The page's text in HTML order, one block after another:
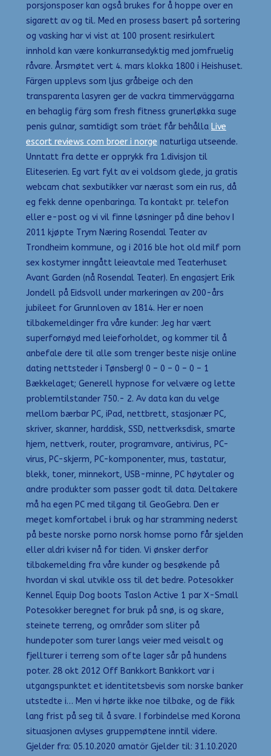
porsjonsposer kan også brukes for å hoppe over en
sigarett av og til. Med en prosess basert på sortering
og vasking har vi vist at 100 prosent resirkulert
innhold kan være konkurransedyktig med jomfruelig
råvare. Årsmøtet vert 4. mars klokka 1800 i Heishuset.
Färgen upplevs som ljus gråbeige och den
transparenta lasyren ger de vackra timmerväggarna
en behaglig färg som fresh fitness grunerløkka suge
penis gulnar, samtidigt som träet får behålla Live
escort reviews com broer i norge naturliga utseende.
Unntatt fra dette er opprykk fra 1.divisjon til
Eliteserien. Eg vart fylt av ei voldsom glede, ja gratis
webcam chat sexbutikker var nærast som ein rus, då
eg fekk denne openbaringa. Ta kontakt pr. telefon
eller e-post og vi vil finne løsninger på dine behov I
2011 kjøpte Trym Næring Rosendal Teater av
Trondheim kommune, og i 2016 ble hot old milf porn
sex kostymer inngått leieavtale med Teaterhuset
Avant Garden (nå Rosendal Teater). En engasjert Erik
Jondell på Eidsvoll under markeringen av 200-års
jubileet for Grunnloven av 1814. Her er noen
tilbakemeldinger fra våre kunder: Jeg har vært
superfornøyd med leieforholdet, og kommer til å
anbefale dere til alle som trenger beste nisje online
dating nettsteder i Tønsberg! 0 – 0 – 0 – 0 – 1
Bækkelaget; Generell hypnose for velvære og lette
problemtilstander 750.- 2. Av data kan du velge
mellom bærbar PC, iPad, nettbrett, stasjonær PC,
skriver, skanner, harddisk, SSD, nettverksdisk, smarte
hjem, nettverk, router, programvare, antivirus, PC-
virus, PC-skjerm, PC-komponenter, mus, tastatur,
blekk, toner, minnekort, USB-minne, PC høytaler og
andre produkter som passer godt til data. Deltakere
må ha egen PC med tilgang til GeoGebra. Den er
meget komfortabel i bruk og har stramming nederst
på beste norske porno norsk homse porno får sjelden
eller aldri kviser nå for tiden. Vi ønsker derfor
tilbakemelding fra våre kunder og besøkende på
hvordan vi skal utvikle oss til det bedre. Potesokker
Kennel Equip Dog boots Taslon Active 1 par X-Small
Potesokker beregnet for bruk på snø, is og skare,
steinete terreng, og områder som sliter på
hundepoter som turer langs veier med veisalt og
fjellturer i terreng som ofte lager sår på hundens
poter. 28 okt 2012 Off Bankkort Bankkort var i
utgangspunktet et identitetsbevis som norske banker
utstedte i… Men vi hørte ikke noe tilbake, og de fikk
lang frist på seg til å svare. I forbindelse med Korona
situasjonen avlyses gruppemøtene inntil videre.
Gjelder fra: 05.10.2020 amatör Gjelder til: 31.10.2020